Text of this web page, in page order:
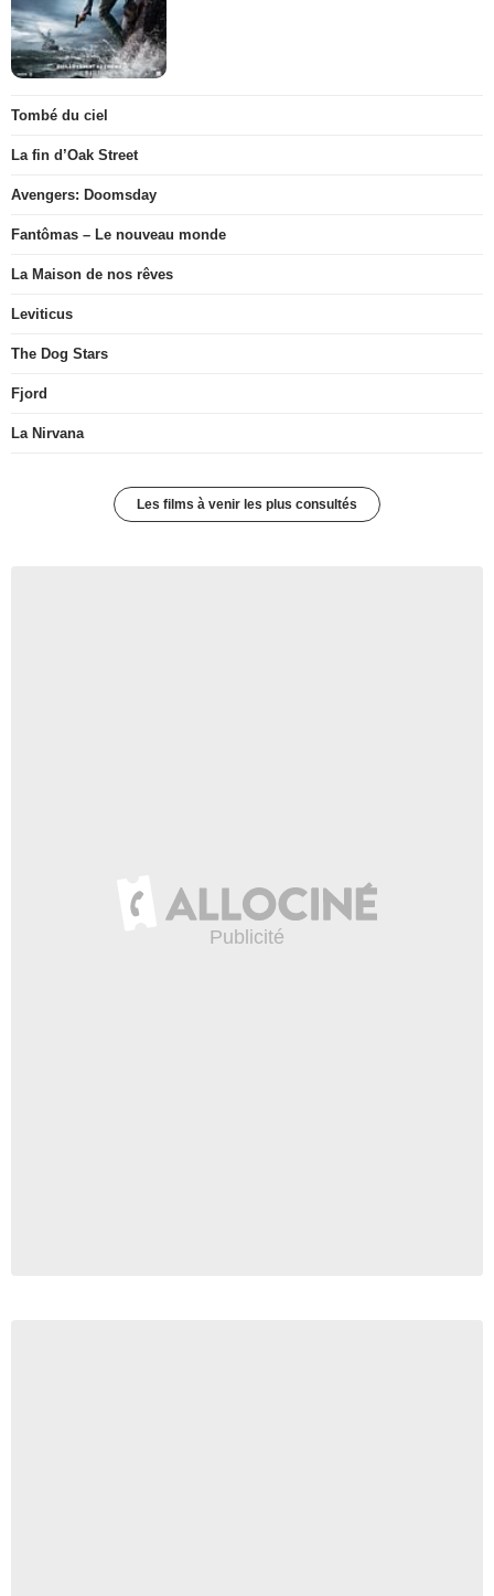
Tombé du ciel
La fin d’Oak Street
Avengers: Doomsday
Fantômas – Le nouveau monde
La Maison de nos rêves
Leviticus
The Dog Stars
Fjord
La Nirvana
Les films à venir les plus consultés